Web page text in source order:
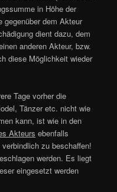
in Höhe der
gegenüber dem Akteur
dient dazu, dem
anderen Akteur, bzw.
diese Möglichkeit wieder
Tage vorher die
Tänzer etc. nicht wie
kann, ist wie in den
Akteurs ebenfalls
zu beschaffen!
werden. Es liegt
eingesetzt werden